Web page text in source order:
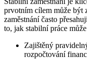
prvotním cílem může být
zaměstnání často
to, jak stabilní práce
Zajištěný
rozpočtování